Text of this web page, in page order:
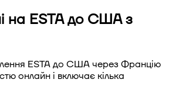
на ESTA до США з
ESTA до США через Францію
онлайн і включає кілька